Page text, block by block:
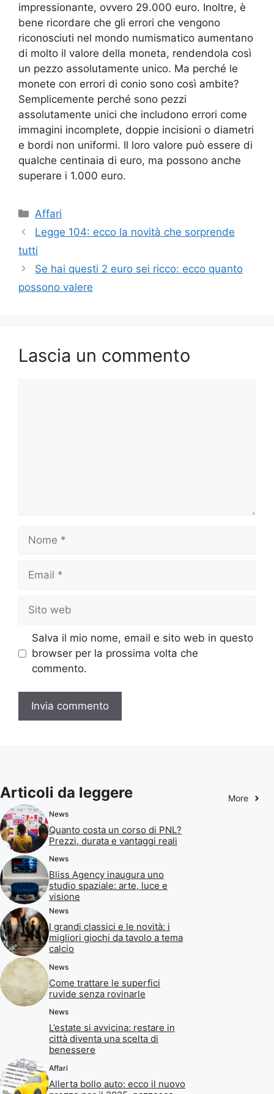
impressionante, ovvero 29.000 euro. Inoltre, è
bene ricordare che gli errori che vengono
riconosciuti nel mondo numismatico aumentano
di molto il valore della moneta, rendendola così
un pezzo assolutamente unico. Ma perché le
monete con errori di conio sono così ambite?
Semplicemente perché sono pezzi
assolutamente unici che includono errori come
immagini incomplete, doppie incisioni o diametri
e bordi non uniformi. Il loro valore può essere di
qualche centinaia di euro, ma possono anche
superare i 1.000 euro.
Categorie
Affari
Legge 104: ecco la novità che sorprende
tutti
Se hai questi 2 euro sei ricco: ecco quanto
possono valere
Lascia un commento
web
Salva il mio nome, email e sito web in questo
browser per la prossima volta che
commento.
Articoli da leggere More
News
Quanto costa un corso di PNL?
Prezzi, durata e vantaggi reali
News
Bliss Agency inaugura uno
studio spaziale: arte, luce e
visione
News
I grandi classici e le novità: i
migliori giochi da tavolo a tema
calcio
News
Come trattare le superfici
ruvide senza rovinarle
News
L’estate si avvicina: restare in
città diventa una scelta di
benessere
Affari
Allerta bollo auto: ecco il nuovo